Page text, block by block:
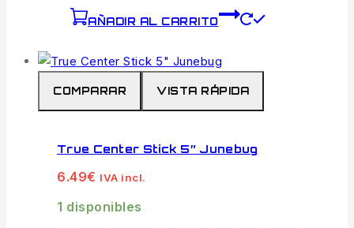
AÑADIR AL CARRITO
COMPARAR VISTA RÁPIDA
True Center Stick 5″ Junebug
6.49€ IVA incl.
1 disponibles